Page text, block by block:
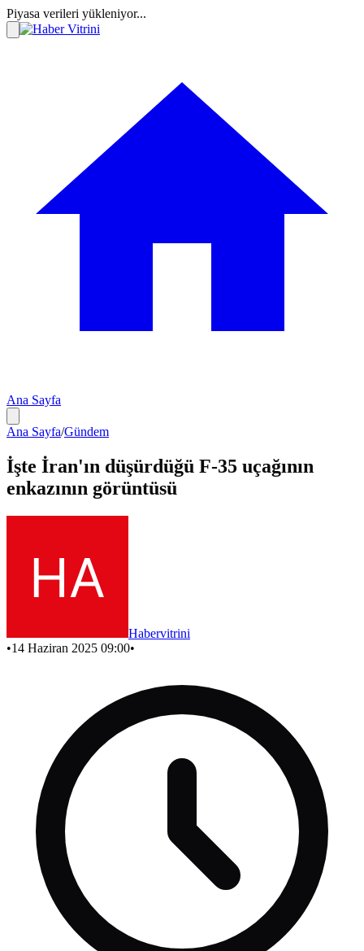
Piyasa verileri yükleniyor...
Ana Sayfa
Ana Sayfa/Gündem
İşte İran'ın düşürdüğü F-35 uçağının
enkazının görüntüsü
Habervitrini
•14 Haziran 2025 09:00•